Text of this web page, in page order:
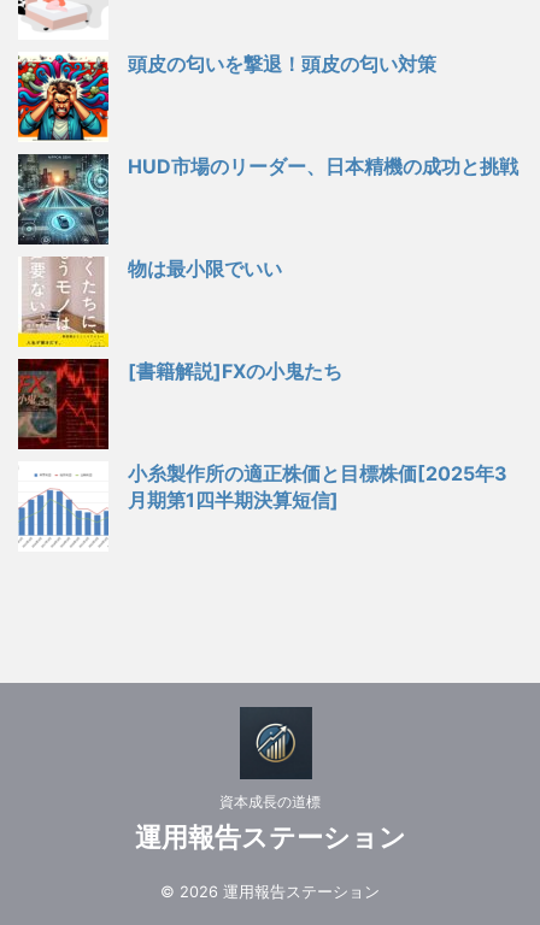
頭皮の匂いを撃退！頭皮の匂い対策
HUD市場のリーダー、日本精機の成功と挑戦
物は最小限でいい
[書籍解説]FXの小鬼たち
小糸製作所の適正株価と目標株価[2025年3
月期第1四半期決算短信]
資本成長の道標
運用報告ステーション
© 2026 運用報告ステーション